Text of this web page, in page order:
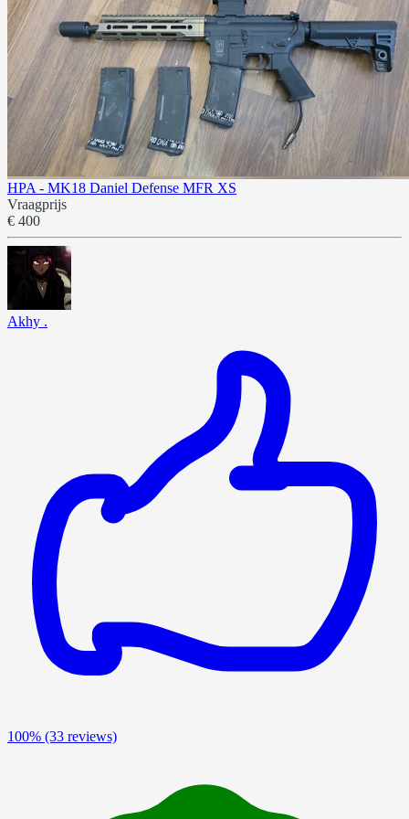
HPA - MK18 Daniel Defense MFR XS
Vraagprijs
€ 400
Akhy .
100% (33 reviews)